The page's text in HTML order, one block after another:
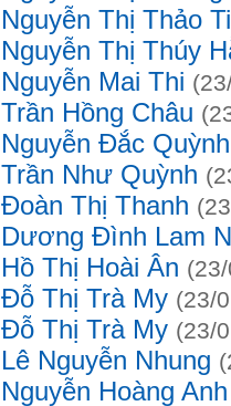
Nguyễn Thị Thảo
Nguyễn Thị Thúy
Nguyễn Mai Thi
Trần Hồng Châu
Nguyễn Đắc
Trần Như Quỳnh
Đoàn Thị Thanh
Dương Đình Lam
Hồ Thị Hoài Ân
Đỗ Thị Trà My (23/
Đỗ Thị Trà My (23/
Lê Nguyễn Nhung
Nguyễn Hoàng Anh